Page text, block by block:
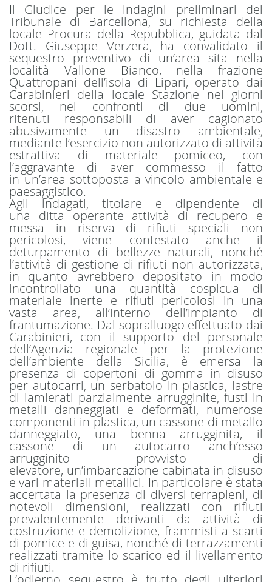
Il Giudice per le indagini preliminari del
Tribunale di Barcellona, su richiesta della
locale Procura della Repubblica, guidata dal
Dott. Giuseppe Verzera, ha convalidato il
sequestro preventivo di un’area sita nella
località Vallone Bianco, nella frazione
Quattropani dell’isola di Lipari, operato dai
Carabinieri della locale Stazione nei giorni
scorsi, nei confronti di due uomini,
ritenuti responsabili di aver cagionato
abusivamente un disastro ambientale,
mediante l’esercizio non autorizzato di attività
estrattiva di materiale pomiceo, con
l’aggravante di aver commesso il fatto
in un’area sottoposta a vincolo ambientale e
paesaggistico.
Agli indagati, titolare e dipendente di
una ditta operante attività di recupero e
messa in riserva di rifiuti speciali non
pericolosi, viene contestato anche il
deturpamento di bellezze naturali, nonché
l’attività di gestione di rifiuti non autorizzata,
in quanto avrebbero depositato in modo
incontrollato una quantità cospicua di
materiale inerte e rifiuti pericolosi in una
vasta area, all’interno dell’impianto di
frantumazione. Dal sopralluogo effettuato dai
Carabinieri, con il supporto del personale
dell’Agenzia regionale per la protezione
dell’ambiente della Sicilia, è emersa la
presenza di copertoni di gomma in disuso
per autocarri, un serbatoio in plastica, lastre
di lamierati parzialmente arrugginite, fusti in
metalli danneggiati e deformati, numerose
componenti in plastica, un cassone di metallo
danneggiato, una benna arrugginita, il
cassone di un autocarro anch’esso
arrugginito provvisto di
elevatore, un’imbarcazione cabinata in disuso
e vari materiali metallici. In particolare è stata
accertata la presenza di diversi terrapieni, di
notevoli dimensioni, realizzati con rifiuti
prevalentemente derivanti da attività di
costruzione e demolizione, frammisti a scarti
di pomice e di guisa, nonché di terrazzamenti
realizzati tramite lo scarico ed il livellamento
di rifiuti.